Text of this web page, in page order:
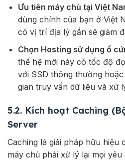
Ưu tiên máy chủ tại Việt
dùng chính của bạn ở Việt
có vị trí địa lý gần sẽ giảm
Chọn Hosting sử dụng ổ
thế hệ mới này có tốc độ
với SSD thông thường
gian truy vấn dữ liệu và xử
5.2. Kích hoạt Caching
Server
Caching là giải pháp hữu hiệu
máy chủ phải xử lý lại mọi